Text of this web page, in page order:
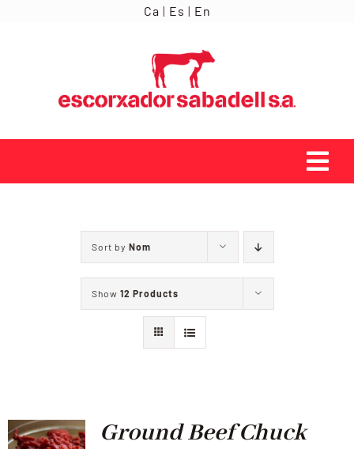
Ca | Es | En
NOTICIES
Sort by Nom
Show 12 Products
Ground Beef Chuck